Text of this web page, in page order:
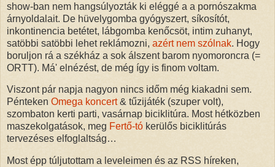
show-ban nem hangsúlyozták ki eléggé a a pornószakma
árnyoldalait. De hüvelygomba gyógyszert, síkosítót,
inkontinencia betétet, lábgomba kenőcsöt, intim zuhanyt,
satöbbi satöbbi lehet reklámozni, azért nem szólnak. Hogy
boruljon rá a székház a sok álszent barom nyomoroncra (=
ORTT). Má' elnézést, de még így is finom voltam.
Viszont pár napja nagyon nincs időm még kiakadni sem.
Pénteken Omega koncert& tűzijáték (szuper volt),
szombaton kerti parti, vasárnap biciklitúra. Most hétközben
maszekolgatások, meg Fertő-tó kerülős biciklitúrás
tervezéses elfoglaltság…
Most épp túljutottam a leveleimen és az RSS híreken,